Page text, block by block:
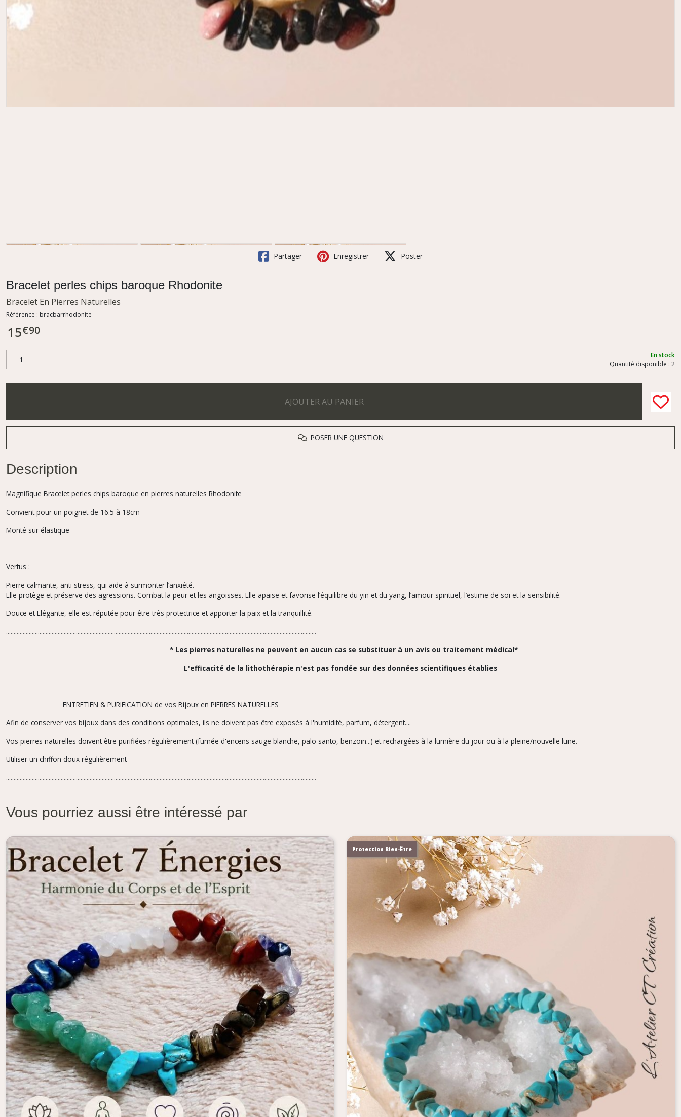
Partager Enregistrer Poster
Bracelet perles chips baroque Rhodonite
Bracelet En Pierres Naturelles
Référence : bracbarrhodonite
15€90
En stock
Quantité disponible : 2
AJOUTER AU PANIER
POSER UNE QUESTION
Description
Magnifique Bracelet perles chips baroque en pierres naturelles Rhodonite
Convient pour un poignet de 16.5 à 18cm
Monté sur élastique
Vertus :
Pierre calmante, anti stress, qui aide à surmonter l’anxiété.
Elle protège et préserve des agressions. Combat la peur et les angoisses. Elle apaise et favorise l’équilibre du yin et du yang, l’amour spirituel, l’estime de soi et la sensibilité.
Douce et Elégante, elle est réputée pour être très protectrice et apporter la paix et la tranquillité.
............................................................................................................................................................................................................
* Les pierres naturelles ne peuvent en aucun cas se substituer à un avis ou traitement médical*
L'efficacité de la lithothérapie n'est pas fondée sur des données scientifiques établies
ENTRETIEN & PURIFICATION de vos Bijoux en PIERRES NATURELLES
Afin de conserver vos bijoux dans des conditions optimales, ils ne doivent pas être exposés à l'humidité, parfum, détergent....
Vos pierres naturelles doivent être purifiées régulièrement (fumée d'encens sauge blanche, palo santo, benzoin...) et rechargées à la lumière du jour ou à la pleine/nouvelle lune.
Utiliser un chiffon doux régulièrement
............................................................................................................................................................................................................
Vous pourriez aussi être intéressé par
Protection Bien-Être